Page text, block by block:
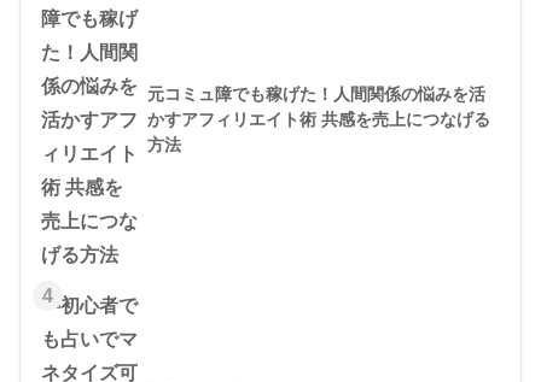
元コミュ障でも稼げた！人間関係の悩みを活
かすアフィリエイト術 共感を売上につなげる
方法
4